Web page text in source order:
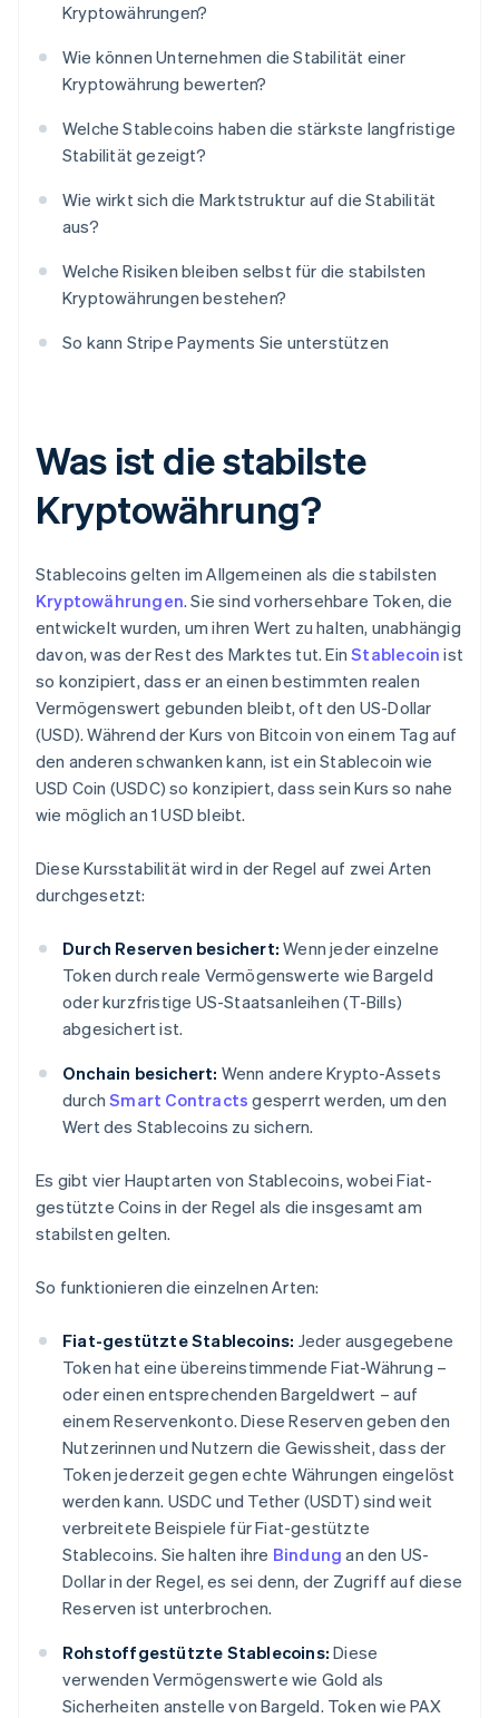
Kryptowährungen?
Wie können Unternehmen die Stabilität einer
Kryptowährung bewerten?
Welche Stablecoins haben die stärkste langfristige
Stabilität gezeigt?
Wie wirkt sich die Marktstruktur auf die Stabilität
aus?
Welche Risiken bleiben selbst für die stabilsten
Kryptowährungen bestehen?
So kann Stripe Payments Sie unterstützen
Was ist die stabilste
Kryptowährung?
Stablecoins gelten im Allgemeinen als die stabilsten
Kryptowährungen. Sie sind vorhersehbare Token, die
entwickelt wurden, um ihren Wert zu halten, unabhängig
davon, was der Rest des Marktes tut. EinStablecoin ist
so konzipiert, dass er an einen bestimmten realen
Vermögenswert gebunden bleibt, oft den US-Dollar
(USD). Während der Kurs von Bitcoin von einem Tag auf
den anderen schwanken kann, ist ein Stablecoin wie
USD Coin (USDC) so konzipiert, dass sein Kurs so nahe
wie möglich an 1 USD bleibt.
Diese Kursstabilität wird in der Regel auf zwei Arten
durchgesetzt:
Durch Reserven besichert: Wenn jeder einzelne
Token durch reale Vermögenswerte wie Bargeld
oder kurzfristige US-Staatsanleihen (T-Bills)
abgesichert ist.
Onchain besichert: Wenn andere Krypto-Assets
durchSmart Contracts gesperrt werden, um den
Wert des Stablecoins zu sichern.
Es gibt vier Hauptarten von Stablecoins, wobei Fiat-
gestützte Coins in der Regel als die insgesamt am
stabilsten gelten.
So funktionieren die einzelnen Arten:
Fiat-gestützte Stablecoins: Jeder ausgegebene
Token hat eine übereinstimmende Fiat-Währung –
oder einen entsprechenden Bargeldwert – auf
einem Reservenkonto. Diese Reserven geben den
Nutzerinnen und Nutzern die Gewissheit, dass der
Token jederzeit gegen echte Währungen eingelöst
werden kann. USDC und Tether (USDT) sind weit
verbreitete Beispiele für Fiat-gestützte
Stablecoins. Sie halten ihre Bindung an den US-
Dollar in der Regel, es sei denn, der Zugriff auf diese
Reserven ist unterbrochen.
Rohstoffgestützte Stablecoins: Diese
verwenden Vermögenswerte wie Gold als
Sicherheiten anstelle von Bargeld. Token wie PAX